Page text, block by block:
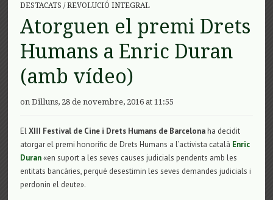
DESTACATS /REVOLUCIÓ INTEGRAL
Atorguen el premi Drets
Humans a Enric Duran
(amb vídeo)
on Dilluns, 28 de novembre, 2016 at 11:55
ElXIII Festival de Cine i Drets Humans de Barcelonaha decidit
atorgar el premi honorífic de Drets Humans a l’activista català Enric
Duran«en suport a les seves causes judicials pendents amb les
entitats bancàries, perquè desestimin les seves demandes judicials i
perdonin el deute».